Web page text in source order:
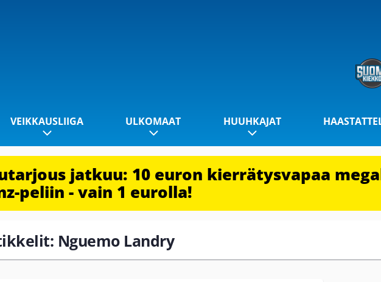
VEIKKAUSLIIGA ULKOMAAT HUUHKAJAT
jatkuu: 10 euron kierrätysvapaa
peliin - vain 1 eurolla!
Nguemo Landry